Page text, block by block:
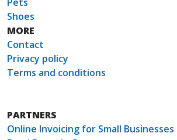
Shoes
MORE
Contact
Privacy policy
Terms and conditions
PARTNERS
Online Invoicing for Small Businesses